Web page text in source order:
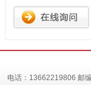
电话：13662219806 邮